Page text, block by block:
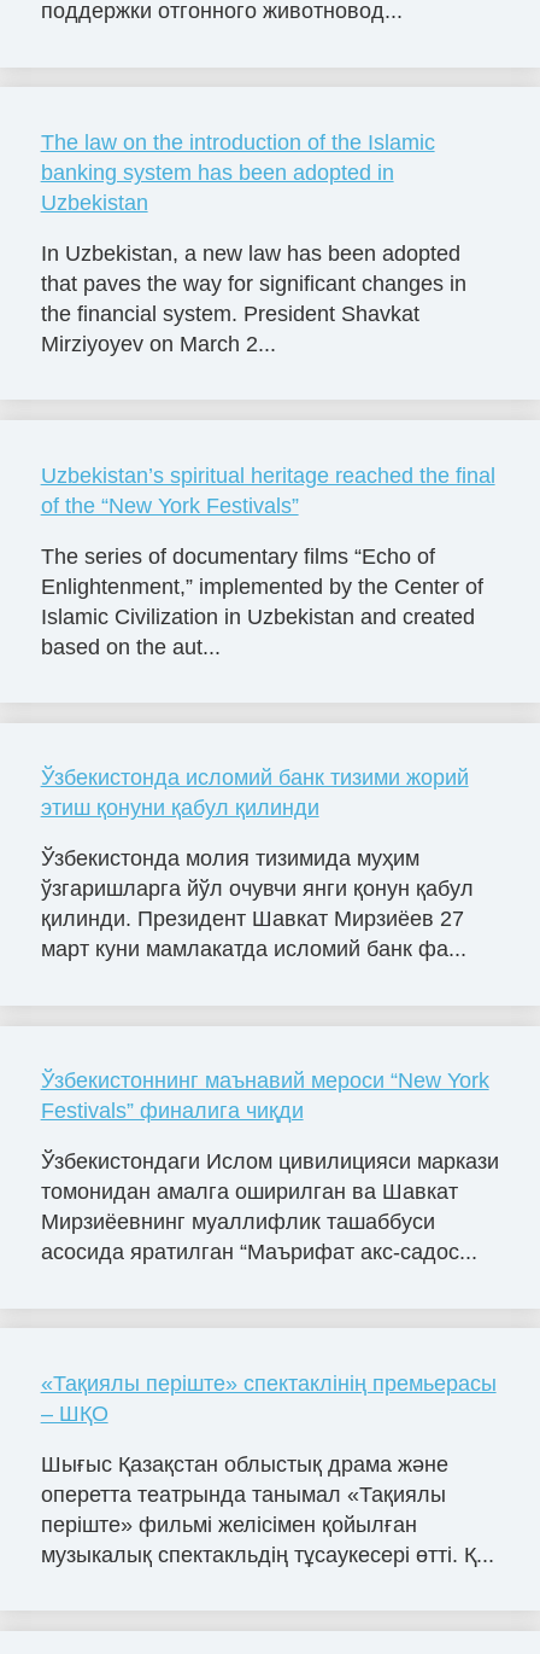
поддержки отгонного животновод...
The law on the introduction of the Islamic
banking system has been adopted in
Uzbekistan
In Uzbekistan, a new law has been adopted
that paves the way for significant changes in
the financial system. President Shavkat
Mirziyoyev on March 2...
Uzbekistan’s spiritual heritage reached the final
of the “New York Festivals”
The series of documentary films “Echo of
Enlightenment,” implemented by the Center of
Islamic Civilization in Uzbekistan and created
based on the aut...
Ўзбекистонда исломий банк тизими жорий
этиш қонуни қабул қилинди
Ўзбекистонда молия тизимида муҳим
ўзгаришларга йўл очувчи янги қонун қабул
қилинди. Президент Шавкат Мирзиёев 27
март куни мамлакатда исломий банк фа...
Ўзбекистоннинг маънавий мероси “New York
Festivals” финалига чиқди
Ўзбекистондаги Ислом цивилицияси маркази
томонидан амалга оширилган ва Шавкат
Мирзиёевнинг муаллифлик ташаббуси
асосида яратилган “Маърифат акс-садос...
«Тақиялы періште» спектаклінің премьерасы
– ШҚО
Шығыс Қазақстан облыстық драма және
оперетта театрында танымал «Тақиялы
періште» фильмі желісімен қойылған
музыкалық спектакльдің тұсаукесері өтті. Қ...